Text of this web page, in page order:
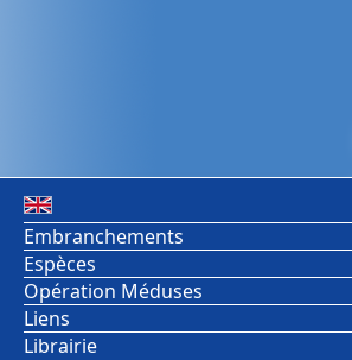
Embranchements
Espèces
Opération Méduses
Liens
Librairie